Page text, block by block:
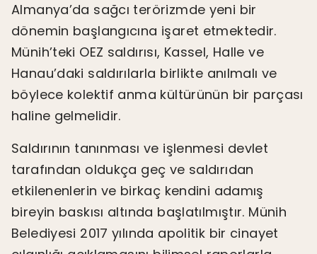
Almanya’da sağcı terörizmde yeni bir
dönemin başlangıcına işaret etmektedir.
Münih’teki OEZ saldırısı, Kassel, Halle ve
Hanau’daki saldırılarla birlikte anılmalı ve
böylece kolektif anma kültürünün bir parçası
haline gelmelidir.
Saldırının tanınması ve işlenmesi devlet
tarafından oldukça geç ve saldırıdan
etkilenenlerin ve birkaç kendini adamış
bireyin baskısı altında başlatılmıştır. Münih
Belediyesi 2017 yılında apolitik bir cinayet